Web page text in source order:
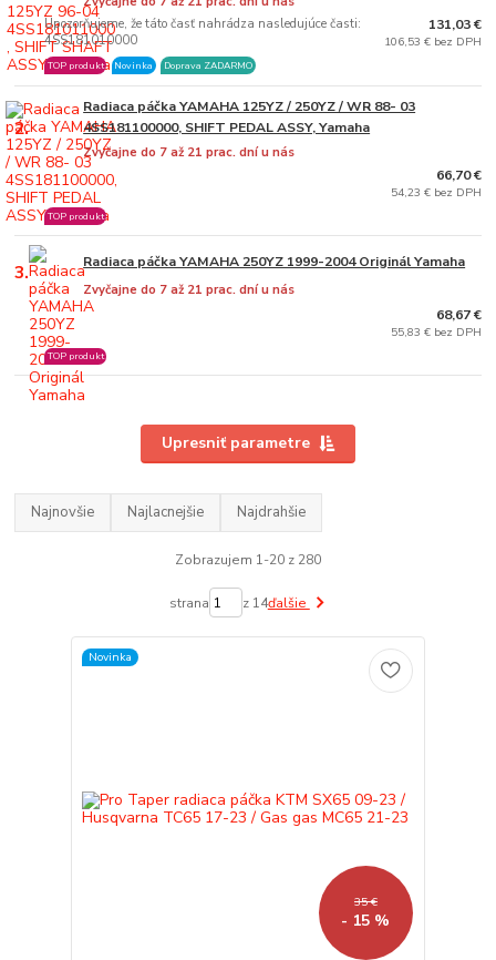
Upozorňujeme, že táto časť nahrádza nasledujúce časti:
4SS181010000
TOP produkt Novinka Doprava ZADARMO
131,03 €
106,53 € bez DPH
2.
Radiaca páčka YAMAHA 125YZ / 250YZ / WR 88- 03
4SS181100000, SHIFT PEDAL ASSY, Yamaha
Zvyčajne do 7 až 21 prac. dní u nás
TOP produkt
66,70 €
54,23 € bez DPH
3. Radiaca páčka YAMAHA 250YZ 1999-2004 Originál Yamaha
Zvyčajne do 7 až 21 prac. dní u nás
TOP produkt
68,67 €
55,83 € bez DPH
Upresniť parametre
Najnovšie Najlacnejšie Najdrahšie
Zobrazujem 1-20 z 280
strana z 14ďalšie
Novinka
35 €
- 15 %